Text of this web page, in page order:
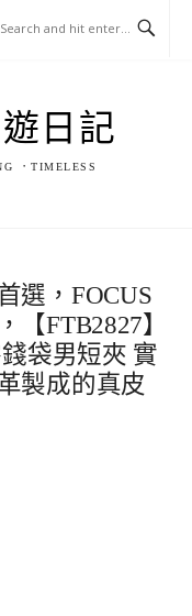
日記
．TIMELESS
選，FOCUS
【FTB2827】
袋男短夾 實
製成的真皮